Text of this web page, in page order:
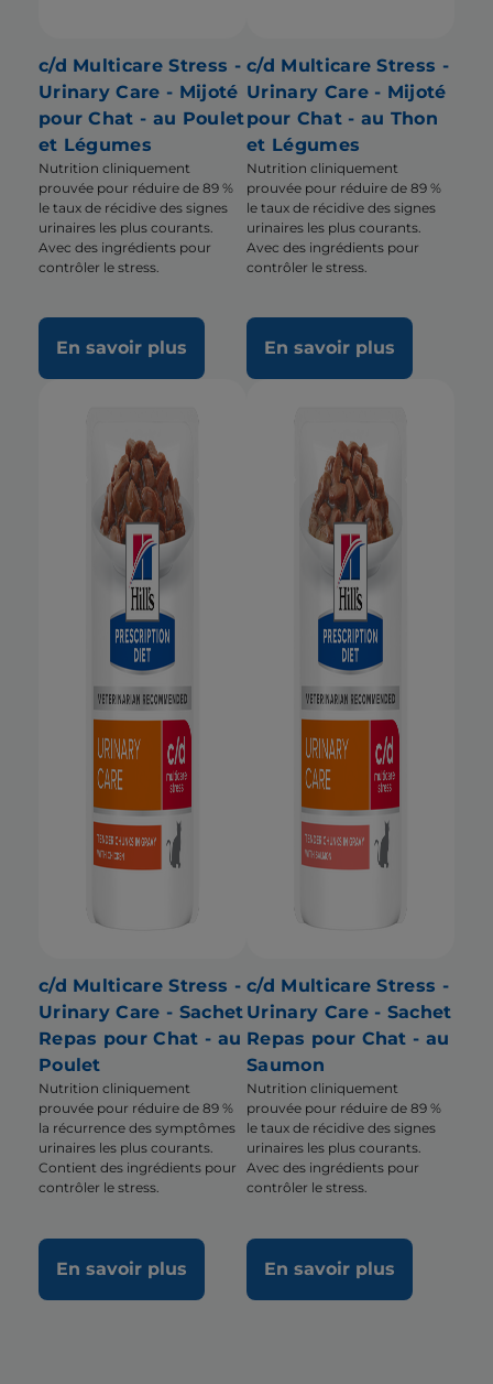
c/d Multicare Stress -
Urinary Care - Mijoté
pour Chat - au Poulet
et Légumes
Nutrition cliniquement
prouvée pour réduire de 89 %
le taux de récidive des signes
urinaires les plus courants.
Avec des ingrédients pour
contrôler le stress.
En savoir plus
c/d Multicare Stress -
Urinary Care - Mijoté
pour Chat - au Thon
et Légumes
Nutrition cliniquement
prouvée pour réduire de 89 %
le taux de récidive des signes
urinaires les plus courants.
Avec des ingrédients pour
contrôler le stress.
En savoir plus
c/d Multicare Stress -
Urinary Care - Sachet
Repas pour Chat - au
Poulet
Nutrition cliniquement
prouvée pour réduire de 89 %
la récurrence des symptômes
urinaires les plus courants.
Contient des ingrédients pour
contrôler le stress.
En savoir plus
c/d Multicare Stress -
Urinary Care - Sachet
Repas pour Chat - au
Saumon
Nutrition cliniquement
prouvée pour réduire de 89 %
le taux de récidive des signes
urinaires les plus courants.
Avec des ingrédients pour
contrôler le stress.
En savoir plus